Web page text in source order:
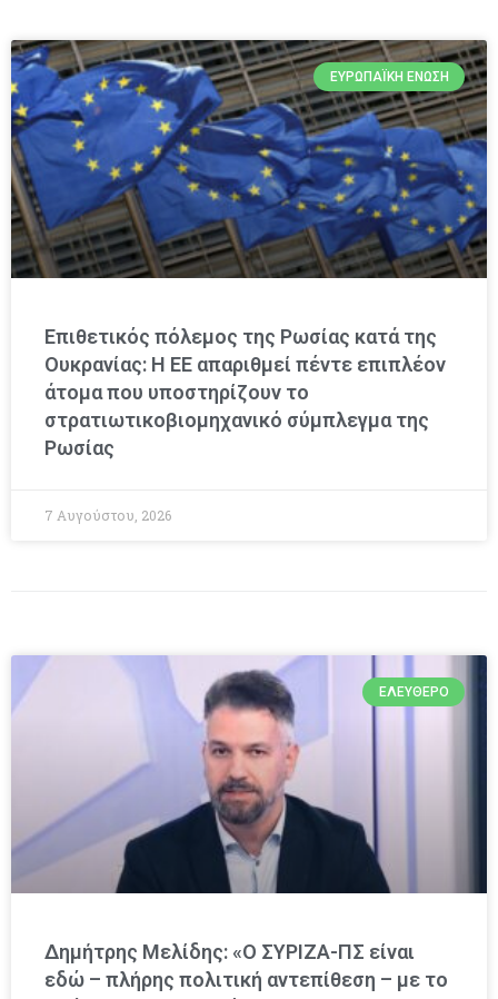
ΕΥΡΩΠΑΪΚΉ ΈΝΩΣΗ
Επιθετικός πόλεμος της Ρωσίας κατά της
Ουκρανίας: Η ΕΕ απαριθμεί πέντε επιπλέον
άτομα που υποστηρίζουν το
στρατιωτικοβιομηχανικό σύμπλεγμα της
Ρωσίας
7 Αυγούστου, 2026
ΕΛΕΎΘΕΡΟ
Δημήτρης Μελίδης: «Ο ΣΥΡΙΖΑ-ΠΣ είναι
εδώ – πλήρης πολιτική αντεπίθεση – με το